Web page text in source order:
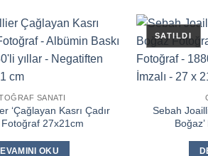
SANATI
‘Çağlayan Kasrı Çadır
Fotoğraf 27x21cm
OKU
Sebah